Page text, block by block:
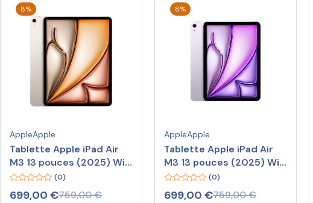
8%
AppleApple
Tablette Apple iPad Air
M3 13 pouces (2025) Wi-
Fi 128 Go Lumière
Stellaire
out
(0)
759,00€
699,00 €
8%
AppleApple
Tablette Apple iPad Air
M3 13 pouces (2025) Wi-
Fi 128 Go Mauve
out
(0)
759,00€
699,00€